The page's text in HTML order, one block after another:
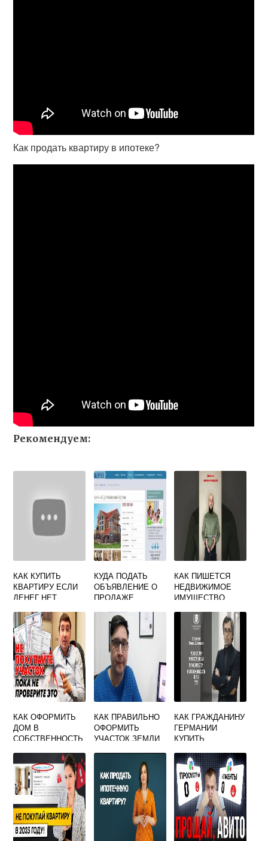
Как продать квартиру в ипотеке?
Рекомендуем:
КАК КУПИТЬ
КВАРТИРУ ЕСЛИ
ДЕНЕГ НЕТ
КУДА ПОДАТЬ
ОБЪЯВЛЕНИЕ О
ПРОДАЖЕ
БЕСПЛАТНО В
КРАСНОЯРСКЕ
КАК ПИШЕТСЯ
НЕДВИЖИМОЕ
ИМУЩЕСТВО
КАК ОФОРМИТЬ
ДОМ В
СОБСТВЕННОСТЬ
ПРАВИЛЬНО
КАК ПРАВИЛЬНО
ОФОРМИТЬ
УЧАСТОК ЗЕМЛИ
СОБСТВЕННОСТЬ
ПРИ ПОКУПКЕ
КАК ГРАЖДАНИНУ
ГЕРМАНИИ
КУПИТЬ
РОССИИ